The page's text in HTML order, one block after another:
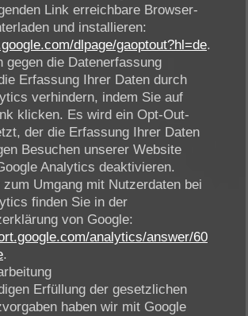
Link erreichbare Browser-
und installieren:
dlpage/gaoptout?hl=de.
gegen die Datenerfassung
Erfassung Ihrer Daten durch
verhindern, indem Sie auf
klicken. Es wird ein Opt-Out-
der die Erfassung Ihrer Daten
Besuchen unserer Website
Analytics deaktivieren.
zum Umgang mit Nutzerdaten bei
finden Sie in der
von Google:
analytics/answer/60
.
Erfüllung der gesetzlichen
haben wir mit Google